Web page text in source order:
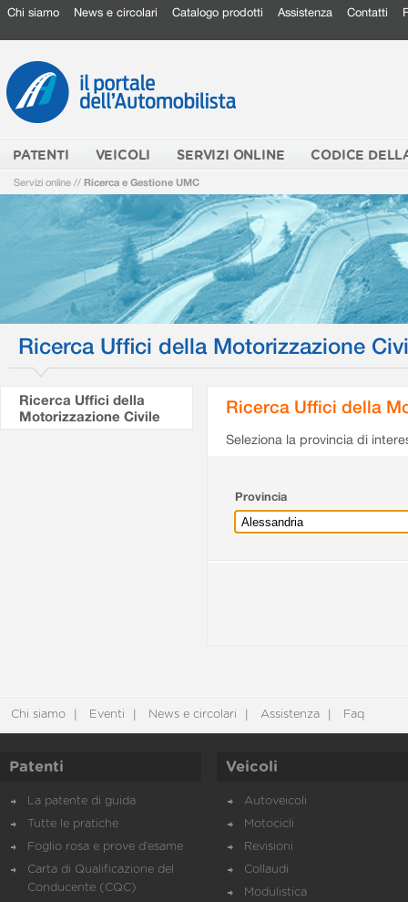
Chi siamo News e circolari Catalogo prodotti Assistenza Contatti
PATENTI VEICOLI SERVIZI ONLINE CODICE
Servizi online // Ricerca e Gestione UMC
Ricerca Uffici della Motorizzazione
Ricerca Uffici della
Motorizzazione Civile
Ricerca Uffici della
Seleziona la provincia di
Provincia
Chi siamo Eventi News e circolari Assistenza Faq
Patenti
La patente di guida
Tutte le pratiche
Foglio rosa e prove d’esame
Carta di Qualificazione del
Conducente (CQC)
Veicoli
Autoveicoli
Motocicli
Revisioni
Collaudi
Modulistica